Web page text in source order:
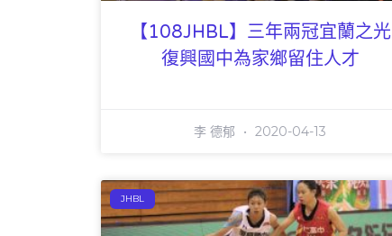
【108JHBL】三年兩冠宜蘭之光
復興國中為家鄉留住人才
李 德郁 2020-04-13
JHBL